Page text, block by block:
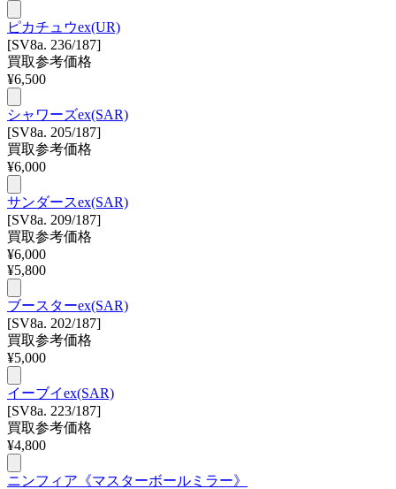
ピカチュウex(UR)
[SV8a. 236/187]
買取参考価格
¥6,500
シャワーズex(SAR)
[SV8a. 205/187]
買取参考価格
¥6,000
サンダースex(SAR)
[SV8a. 209/187]
買取参考価格
¥6,000
¥5,800
ブースターex(SAR)
[SV8a. 202/187]
買取参考価格
¥5,000
イーブイex(SAR)
[SV8a. 223/187]
買取参考価格
¥4,800
ニンフィア《マスターボールミラー》